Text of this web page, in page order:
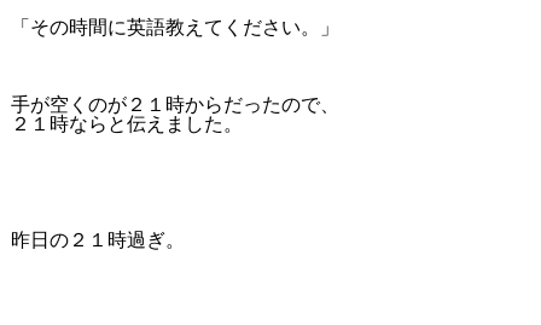
「その時間に英語教えてください。」
手が空くのが２１時からだったので、
２１時ならと伝えました。
昨日の２１時過ぎ。